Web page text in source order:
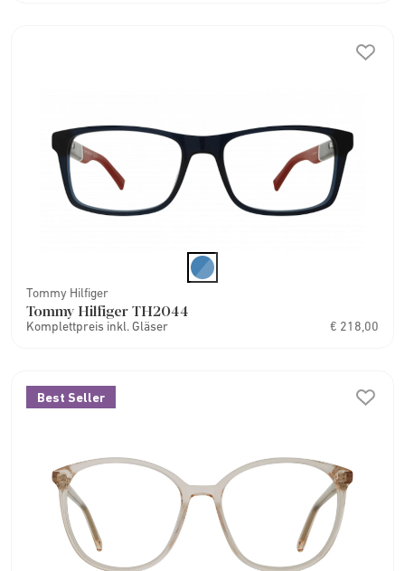
Tommy Hilfiger
Tommy Hilfiger TH2044
Komplettpreis inkl. Gläser € 218,00
Best Seller